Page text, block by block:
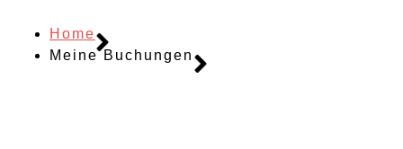
Home
Meine Buchungen